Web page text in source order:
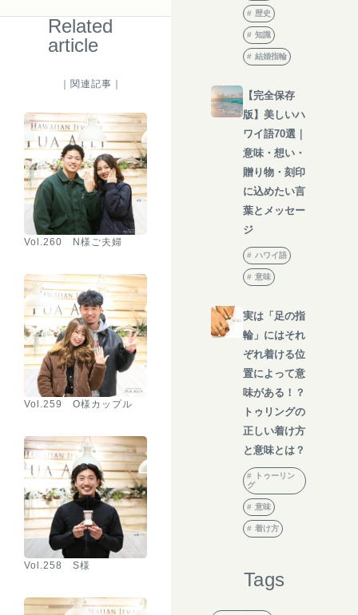
Related
article
｜関連記事｜
Vol.260 N様ご夫婦
Vol.259 O様カップル
Vol.258 S様
歴史
知識
結婚指輪
【完全保存
版】美しいハ
ワイ語70選｜
意味・想い・
贈り物・刻印
に込めたい言
葉とメッセー
ジ
ハワイ語
意味
実は「足の指
輪」にはそれ
ぞれ着ける位
置によって意
味がある！？
トゥリングの
正しい着け方
と意味とは？
トゥーリン
グ
意味
着け方
Tags